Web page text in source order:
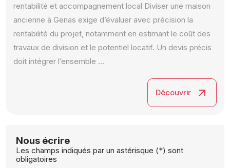
rentabilité et accompagnement local Diviser une maison
ancienne à Genas exige d’évaluer avec précision la
rentabilité du projet, notamment en estimant le coût des
travaux de division et le potentiel locatif. Un devis précis
doit intégrer l’ensemble ...
Découvrir arrow_outward
Nous écrire
Les champs indiqués par un astérisque (*) sont
obligatoires